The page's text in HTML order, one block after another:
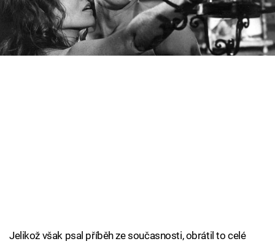
Cool Esport
Pořady
floutkovi, s nímž se dostala do jiného stavu.
Jelikož však psal příběh ze současnosti, obrátil to celé